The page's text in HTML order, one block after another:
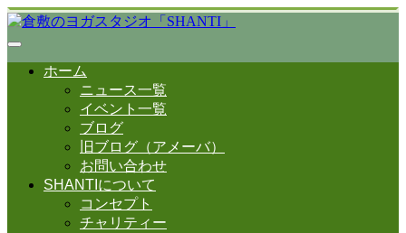
ホーム
ニュース一覧
イベント一覧
ブログ
旧ブログ（アメーバ）
お問い合わせ
SHANTIについて
コンセプト
チャリティー